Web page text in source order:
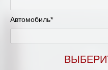
Автомобиль*